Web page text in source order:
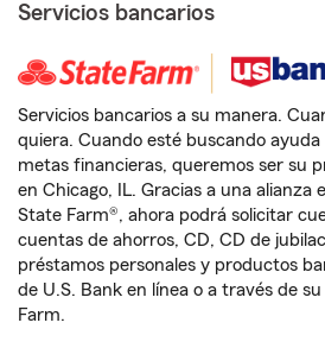
Servicios bancarios
Servicios bancarios a su manera.
quiera. Cuando esté buscando
metas financieras, queremos ser su
en Chicago, IL. Gracias a una alianza
State Farm®, ahora podrá solicitar
cuentas de ahorros, CD, CD de
préstamos personales y productos
de U.S. Bank en línea o a través de
Farm.